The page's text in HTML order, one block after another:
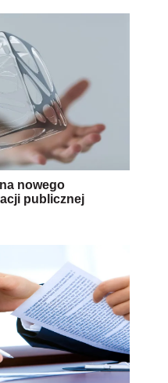
nowego
publicznej